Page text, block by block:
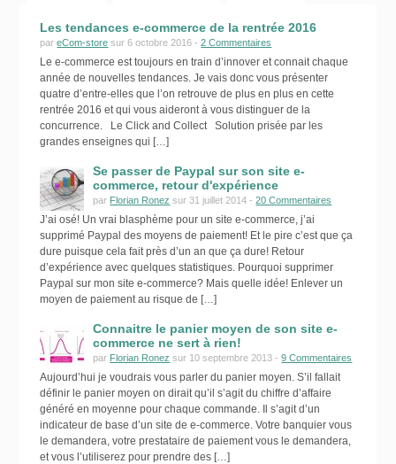
Les tendances e-commerce de la rentrée 2016
pareCom-store sur 6 octobre 2016 -2 Commentaires
Le e-commerce est toujours en train d’innover et connait chaque
année de nouvelles tendances. Je vais donc vous présenter
quatre d’entre-elles que l’on retrouve de plus en plus en cette
rentrée 2016 et qui vous aideront à vous distinguer de la
concurrence. Le Click and Collect Solution prisée par les
grandes enseignes qui […]
Se passer de Paypal sur son site e-
commerce, retour d'expérience
par Florian Ronez sur 31 juillet 2014 -20 Commentaires
J’ai osé! Un vrai blasphème pour un site e-commerce, j’ai
supprimé Paypal des moyens de paiement! Et le pire c’est que ça
dure puisque cela fait près d’un an que ça dure! Retour
d’expérience avec quelques statistiques. Pourquoi supprimer
Paypal sur mon site e-commerce? Mais quelle idée! Enlever un
moyen de paiement au risque de […]
Connaitre le panier moyen de son site e-
commerce ne sert à rien!
par Florian Ronez sur 10 septembre 2013 -9 Commentaires
Aujourd’hui je voudrais vous parler du panier moyen. S’il fallait
définir le panier moyen on dirait qu’il s’agit du chiffre d’affaire
généré en moyenne pour chaque commande. Il s’agit d’un
indicateur de base d’un site de e-commerce. Votre banquier vous
le demandera, votre prestataire de paiement vous le demandera,
et vous l’utiliserez pour prendre des […]